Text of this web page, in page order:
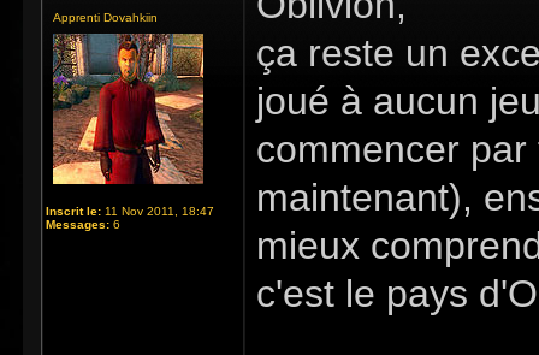
Apprenti Dovahkiin
Inscrit le: 11 Nov 2011, 18:47
Messages: 6
ça reste un
joué à aucun
commencer
maintenant),
mieux
c'est le pays